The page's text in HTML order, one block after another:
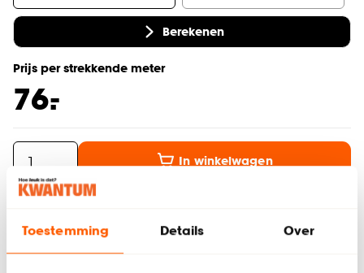
Toestemming Details Over
Berekenen
Prijs per strekkende meter
76.
-
In winkelwagen
Gratis afhalen in de winkel
Altijd de laagste prijs